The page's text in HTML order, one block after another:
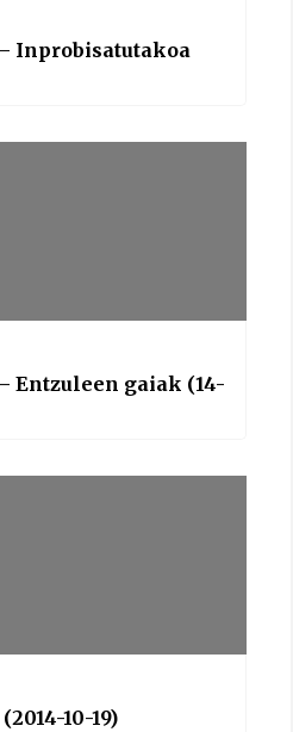
Inprobisatutakoa
Entzuleen gaiak (14-
10-19)